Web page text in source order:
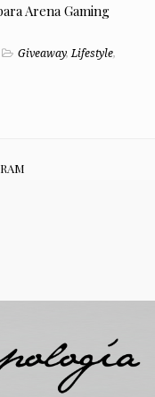
Arena Gaming
Giveaway,Lifestyle,